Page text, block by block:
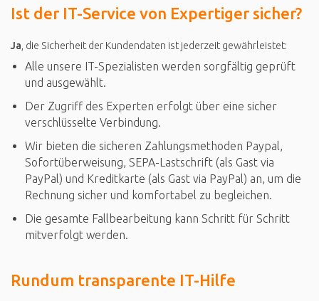
Ist der IT-Service von Expertiger sicher?
Ja , die Sicherheit der Kundendaten ist jederzeit gewährleistet:
Alle unsere IT-Spezialisten werden sorgfältig geprüft
und ausgewählt.
Der Zugriff des Experten erfolgt über eine sicher
verschlüsselte Verbindung.
Wir bieten die sicheren Zahlungsmethoden Paypal,
Sofortüberweisung, SEPA-Lastschrift (als Gast via
PayPal) und Kreditkarte (als Gast via PayPal) an, um die
Rechnung sicher und komfortabel zu begleichen.
Die gesamte Fallbearbeitung kann Schritt für Schritt
mitverfolgt werden.
Rundum transparente IT-Hilfe